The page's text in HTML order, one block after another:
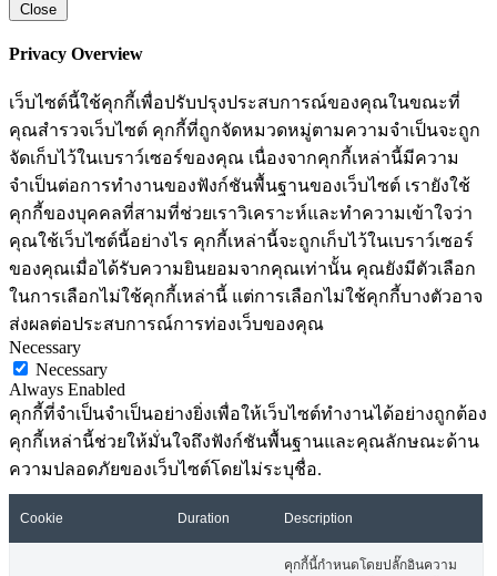
Close
Privacy Overview
เว็บไซต์นี้ใช้คุกกี้เพื่อปรับปรุงประสบการณ์ของคุณในขณะที่
คุณสำรวจเว็บไซต์ คุกกี้ที่ถูกจัดหมวดหมู่ตามความจำเป็นจะถูก
จัดเก็บไว้ในเบราว์เซอร์ของคุณ เนื่องจากคุกกี้เหล่านี้มีความ
จำเป็นต่อการทำงานของฟังก์ชันพื้นฐานของเว็บไซต์ เรายังใช้
คุกกี้ของบุคคลที่สามที่ช่วยเราวิเคราะห์และทำความเข้าใจว่า
คุณใช้เว็บไซต์นี้อย่างไร คุกกี้เหล่านี้จะถูกเก็บไว้ในเบราว์เซอร์
ของคุณเมื่อได้รับความยินยอมจากคุณเท่านั้น คุณยังมีตัวเลือก
ในการเลือกไม่ใช้คุกกี้เหล่านี้ แต่การเลือกไม่ใช้คุกกี้บางตัวอาจ
ส่งผลต่อประสบการณ์การท่องเว็บของคุณ
Necessary
Necessary
Always Enabled
คุกกี้ที่จำเป็นจำเป็นอย่างยิ่งเพื่อให้เว็บไซต์ทำงานได้อย่างถูกต้อง
คุกกี้เหล่านี้ช่วยให้มั่นใจถึงฟังก์ชันพื้นฐานและคุณลักษณะด้าน
ความปลอดภัยของเว็บไซต์โดยไม่ระบุชื่อ.
Cookie Duration Description
คุกกี้นี้กำหนดโดยปลั๊กอินความ